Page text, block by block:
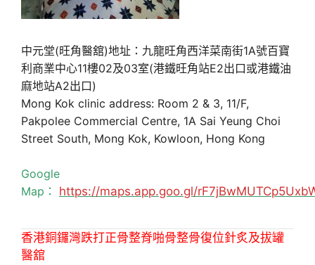
中元堂(旺角醫舘)地址：九龍旺角西洋菜南街1A號百寶
利商業中心11樓02及03室(港鐵旺角站E2出口或港鐵油
麻地站A2出口)
Mong Kok clinic address: Room 2 & 3, 11/F,
Pakpolee Commercial Centre, 1A Sai Yeung Choi
Street South, Mong Kok, Kowloon, Hong Kong
Google
Map： https://maps.app.goo.gl/
香港銅鑼灣跌打正骨整脊啪骨整骨復位針炙及拔罐
醫舘